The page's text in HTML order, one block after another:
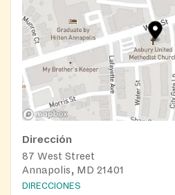
Dirección
87 West Street
Annapolis, MD 21401
DIRECCIONES